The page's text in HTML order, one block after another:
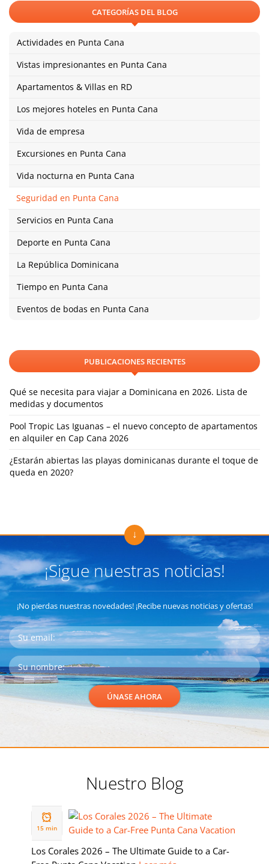
CATEGORÍAS DEL BLOG
Actividades en Punta Cana
Vistas impresionantes en Punta Cana
Apartamentos & Villas en RD
Los mejores hoteles en Punta Cana
Vida de empresa
Excursiones en Punta Cana
Vida nocturna en Punta Cana
Seguridad en Punta Cana
Servicios en Punta Cana
Deporte en Punta Cana
La República Dominicana
Tiempo en Punta Cana
Eventos de bodas en Punta Cana
PUBLICACIONES RECIENTES
Qué se necesita para viajar a Dominicana en 2026. Lista de
medidas y documentos
Pool Tropic Las Iguanas – el nuevo concepto de apartamentos
en alquiler en Cap Cana 2026
¿Estarán abiertas las playas dominicanas durante el toque de
queda en 2020?
¡Sigue nuestras noticias!
¡No pierdas nuestras novedades! ¡Recibe nuevas noticias y ofertas!
Nuestro Blog
19 FEB
2026
15 min
Los Corales 2026 – The Ultimate Guide to a Car-